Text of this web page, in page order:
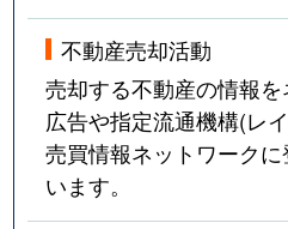
不動産売却活動
売却する不動産の情報
広告や指定流通機構(レ
売買情報ネットワーク
います。